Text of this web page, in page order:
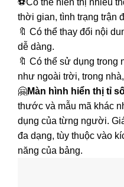
thời gian, tình trạng trận
🔖 Có thể thay đổi nội
dễ dàng.
🔖 Có thể sử dụng trong
như ngoài trời, trong
🤗Màn hình hiển thị tỉ
thước và mẫu mã khác
dụng của từng người.
đa dạng, tùy thuộc vào
năng của bảng.